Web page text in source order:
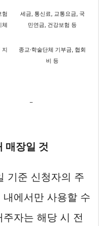
험
체
세금, 통신료, 교통요금, 국
민연금, 건강보험 등
지
종교·학술단체 기부금, 협회
비 등
–
매장일 것
기준 신청자의 주
에서만 사용할 수
주자는 해당 시 전